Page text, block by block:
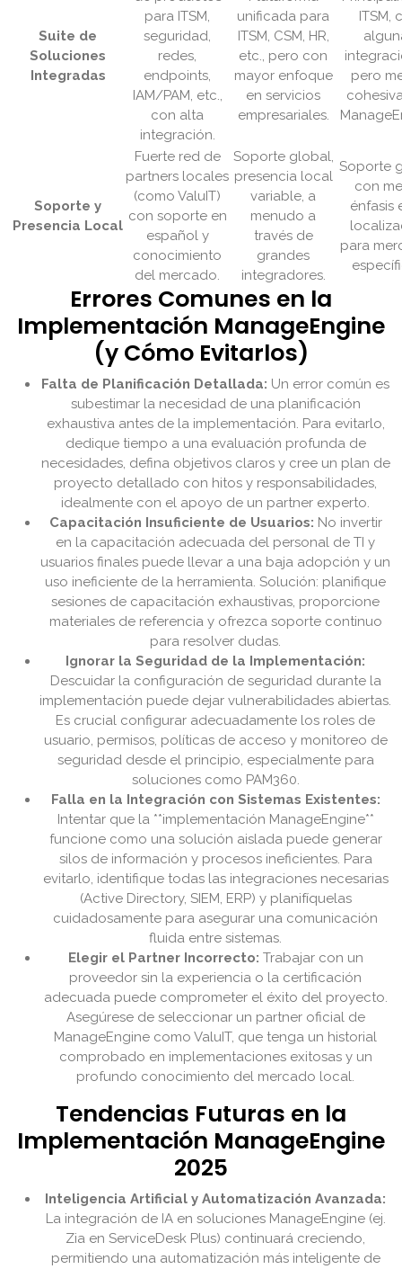
Suite de
Soluciones
Integradas
para ITSM,
seguridad,
redes,
endpoints,
IAM/PAM, etc.,
con alta
integración.
unificada para
ITSM, CSM, HR,
etc., pero con
mayor enfoque
en servicios
empresariales.
ITSM,
pero
Soporte y
Presencia Local
Fuerte red de
partners locales
(como ValuIT)
con soporte en
español y
conocimiento
del mercado.
Soporte global,
presencia local
variable, a
menudo a
través de
grandes
integradores.
Soporte
con
énfasis
para
Errores Comunes en la
Implementación ManageEngine
(y Cómo Evitarlos)
Falta de Planificación Detallada: Un error común es
subestimar la necesidad de una planificación
exhaustiva antes de la implementación. Para evitarlo,
dedique tiempo a una evaluación profunda de
necesidades, defina objetivos claros y cree un plan de
proyecto detallado con hitos y responsabilidades,
idealmente con el apoyo de un partner experto.
Capacitación Insuficiente de Usuarios: No invertir
en la capacitación adecuada del personal de TI y
usuarios finales puede llevar a una baja adopción y un
uso ineficiente de la herramienta. Solución: planifique
sesiones de capacitación exhaustivas, proporcione
materiales de referencia y ofrezca soporte continuo
para resolver dudas.
Ignorar la Seguridad de la Implementación:
Descuidar la configuración de seguridad durante la
implementación puede dejar vulnerabilidades abiertas.
Es crucial configurar adecuadamente los roles de
usuario, permisos, políticas de acceso y monitoreo de
seguridad desde el principio, especialmente para
soluciones como PAM360.
Falla en la Integración con Sistemas Existentes:
Intentar que la **implementación ManageEngine**
funcione como una solución aislada puede generar
silos de información y procesos ineficientes. Para
evitarlo, identifique todas las integraciones necesarias
(Active Directory, SIEM, ERP) y planifíquelas
cuidadosamente para asegurar una comunicación
fluida entre sistemas.
Elegir el Partner Incorrecto: Trabajar con un
proveedor sin la experiencia o la certificación
adecuada puede comprometer el éxito del proyecto.
Asegúrese de seleccionar un partner oficial de
ManageEngine como ValuIT, que tenga un historial
comprobado en implementaciones exitosas y un
profundo conocimiento del mercado local.
Tendencias Futuras en la
Implementación ManageEngine
2025
Inteligencia Artificial y Automatización Avanzada:
La integración de IA en soluciones ManageEngine (ej.
Zia en ServiceDesk Plus) continuará creciendo,
permitiendo una automatización más inteligente de